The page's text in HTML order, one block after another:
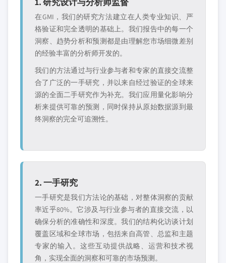
在GMI，我们的研究方法建立在人类专业知识、严
格验证和完全透明的基础上。我们报告中的每一个
洞察、趋势分析和预测都是由理解您市场细微差别
的经验丰富的分析师开发的。
我们的方法通过与行业参与者和专家的直接交流整
合了广泛的一手研究，并以来自经过验证的全球来
源的全面二手研究作为补充。我们应用量化影响分
析来提供可靠的预测，同时保持从原始数据源到最
终洞察的完全可追溯性。
2. 一手研究
一手研究是我们方法论的基础，对整体洞察的贡献
率近乎80%。它涉及与行业参与者的直接交流，以
确保分析的准确性和深度。我们的结构化访谈计划
覆盖区域和全球市场，包括来自高管、总监和主题
专家的输入。这些互动提供战略、运营和技术视
角，实现全面的洞察和可靠的市场预测。